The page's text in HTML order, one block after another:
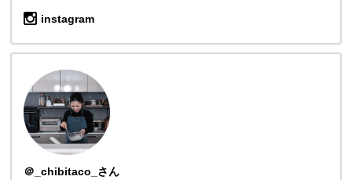
instagram
＠_chibitaco_さん